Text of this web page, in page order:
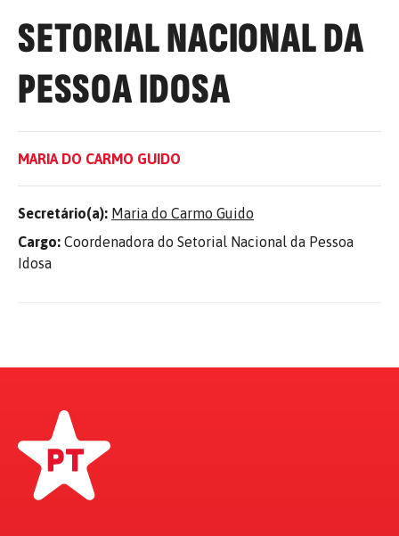
SETORIAL NACIONAL DA
PESSOA IDOSA
MARIA DO CARMO GUIDO
Secretário(a): Maria do Carmo Guido
Cargo: Coordenadora do Setorial Nacional da Pessoa
Idosa